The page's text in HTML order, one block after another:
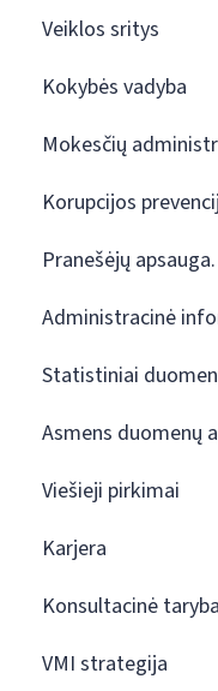
Veiklos sritys
Kokybės vadyba
Mokesčių
Korupcijos
Pranešėjų
Administracinė
Statistiniai
Asmens duomenų
Viešieji pirkimai
Karjera
Konsultacinė taryba
VMI strategija